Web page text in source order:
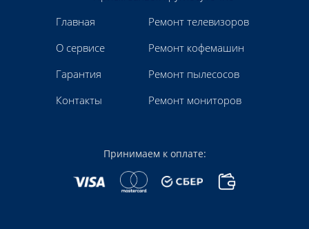
Контакты
О сервисе
Гарантия
Ремонт пылесосов
Ремонт мониторов
Главная
Ремонт телевизоров
Ремонт кофемашин
Принимаем к оплате: